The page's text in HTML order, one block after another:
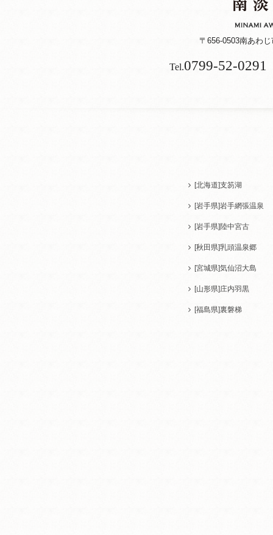
〒656-0503南あわじ
Tel.0799-52-0291
[北海道]支笏湖
[岩手県]岩手網張温泉
[岩手県]陸中宮古
[秋田県]乳頭温泉郷
[宮城県]気仙沼大島
[山形県]庄内羽黒
[福島県]裏磐梯